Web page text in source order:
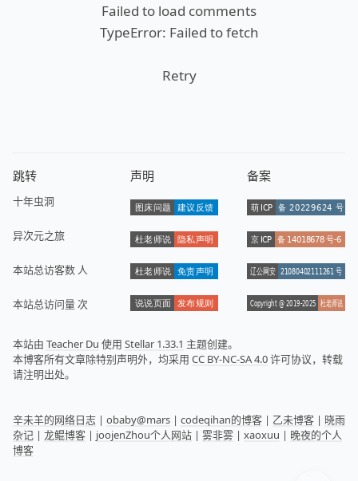
Failed to load comments
TypeError: Failed to fetch
Retry
跳转
十年虫洞
异次元之旅
本站总访客数 人
本站总访问量次
声明 备案
本站由 Teacher Du 使用 Stellar 1.33.1 主题创建。
本博客所有文章除特别声明外，均采用 CC BY-NC-SA 4.0许可协议，转载
请注明出处。
辛未羊的网络日志 | obaby@mars | codeqihan的博客 | 乙未博客 | 晓雨
杂记 | 龙鲲博客 | joojenZhou个人网站 | 雾非雾 | xaoxuu | 晚夜的个人
博客